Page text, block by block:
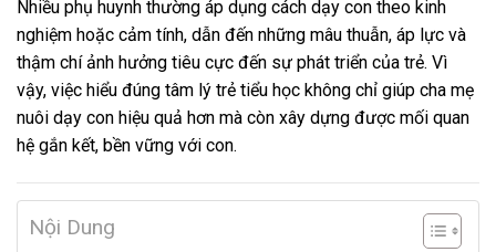
Nhiều phụ huynh thường áp dụng cách dạy con theo kinh
nghiệm hoặc cảm tính, dẫn đến những mâu thuẫn, áp lực và
thậm chí ảnh hưởng tiêu cực đến sự phát triển của trẻ. Vì
vậy, việc hiểu đúng tâm lý trẻ tiểu học không chỉ giúp cha mẹ
nuôi dạy con hiệu quả hơn mà còn xây dựng được mối quan
hệ gắn kết, bền vững với con.
Nội Dung